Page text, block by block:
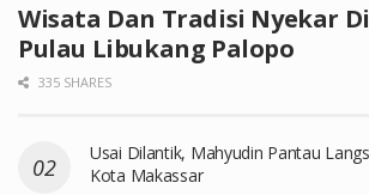
Wisata Dan Tradisi Nyekar Di
Pulau Libukang Palopo
335 SHARES
Usai Dilantik, Mahyudin Pantau
Kota Makassar